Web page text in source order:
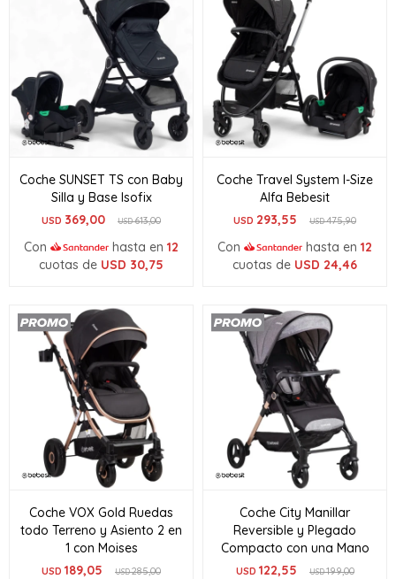
Coche SUNSET TS con Baby
Silla y Base Isofix
USD 369,00 USD613,00
Con hasta en 12
cuotas de USD 30,75
Coche Travel System I-Size
Alfa Bebesit
USD 293,55 USD475,90
Con hasta en 12
cuotas de USD 24,46
Coche VOX Gold Ruedas
todo Terreno y Asiento 2 en
1 con Moises
USD 189,05 USD285,00
Coche City Manillar
Reversible y Plegado
Compacto con una Mano
USD 122,55 USD199,00